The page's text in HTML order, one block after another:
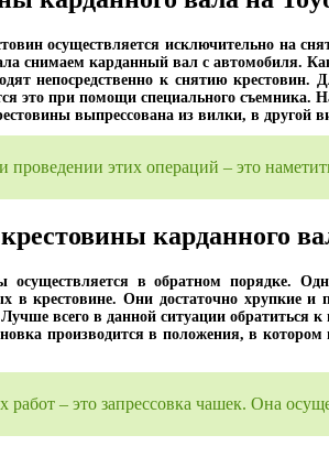
осуществляется исключительно на
снимаем карданный вал с автомобиля.
непосредственно к снятию
это при помощи специального съемника.
выпрессована из вилки, в другой
проведении этих операций – это
карданного
осуществляется в обратном порядке.
в крестовине. Они достаточно хрупкие
всего в данной ситуации обратиться к
производится в положения, в
– это запрессовка чашек. Она